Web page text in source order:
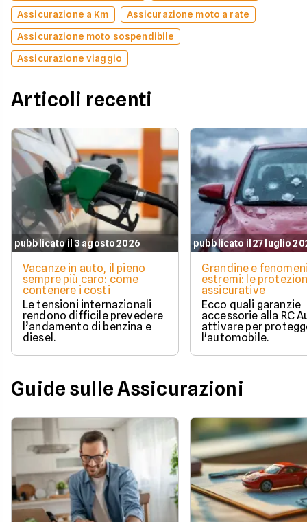
Assicurazione a Km
Assicurazione moto a rate
Assicurazione moto sospendibile
Assicurazione viaggio
Articoli recenti
pubblicato il 3 agosto 2026
Vacanze in auto, il pieno
sempre più caro: come
contenere i costi
Le tensioni internazionali
rendono difficile prevedere
l’andamento di benzina e
diesel.
pubblicato il 27 luglio
Grandine e
estremi: le
assicurative
Ecco quali garanzie
accessorie alla RC
attivare per
l'automobile.
Guide sulle Assicurazioni